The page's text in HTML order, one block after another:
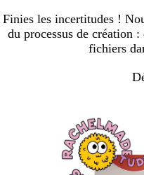
Finies les incertitudes !
du processus de création
fichiers